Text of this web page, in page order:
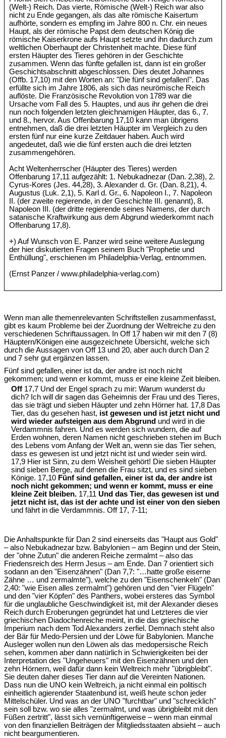
(Welt-) Reich. Das vierte, Römische (Welt-) Reich war also
nicht zu Ende gegangen, als das alte römische Kaisertum
aufhörte, sondern es empfing im Jahre 800 n. Chr. ein neues
Haupt, als der römische Papst dem deutschen König die
römische Kaiserkrone aufs Haupt setzte und ihn dadurch zum
weltlichen Oberhaupt der Christenheit machte. Diese fünf
ersten Häupter des Tieres gehören in der Geschichte
zusammen. Wenn das fünfte gefallen ist, dann ist ein großer
Geschichtsabschnitt abgeschlossen. Dies deutet Johannes
(Offb. 17,10) mit den Worten an: "Die fünf sind gefallen!". Das
erfüllte sich im Jahre 1806, als sich das neurömische Reich
auflöste. Die Französische Revolution von 1789 war die
Ursache vom Fall des 5. Hauptes, und aus ihr gehen die drei
nun noch folgenden letzten gleichnamigen Häupter, das 6., 7.
und 8., hervor. Aus Offenbarung 17,10 kann man übrigens
entnehmen, daß die drei letzten Häupter im Vergleich zu den
ersten fünf nur eine kurze Zeitdauer haben. Auch wird
angedeutet, daß wie die fünf ersten auch die drei letzten
zusammengehören.
Acht Weltenherrscher (Häupter des Tieres) werden
Offenbarung 17,11 aufgezählt: 1. Nebukadnezar (Dan. 2,38), 2.
Cyrus-Kores (Jes. 44,28), 3. Alexander d. Gr. (Dan. 8,21), 4.
Augustus (Luk. 2,1), 5. Karl d. Gr., 6. Napoleon I., 7. Napoleon
II. (der zweite regierende, in der Geschichte III. genannt), 8.
Napoleon III. (der dritte regierende seines Namens, der durch
satanische Kraftwirkung aus dem Abgrund wiederkommt nach
Offenbarung 17,8).
+) Auf Wunsch von E. Panzer wird seine weitere Auslegung
der hier diskutierten Fragen seinem Buch "Prophetie und
Enthüllung", erschienen im Philadelphia-Verlag, entnommen.
(Ernst Panzer / www.philadelphia-verlag.com)
Wenn man alle themenrelevanten Schriftstellen zusammenfasst,
gibt es kaum Probleme bei der Zuordnung der Weltreiche zu den
verschiedenen Schriftaussagen. In Off 17 haben wir mit den 7 (8)
Häuptern/Königen eine ausgezeichnete Übersicht, welche sich
durch die Aussagen von Off 13 und 20, aber auch durch Dan 2
und 7 sehr gut ergänzen lassen.
Fünf sind gefallen, einer ist da, der andre ist noch nicht
gekommen; und wenn er kommt, muss er eine kleine Zeit bleiben.
Off 17,7 Und der Engel sprach zu mir: Warum wunderst du
dich? Ich will dir sagen das Geheimnis der Frau und des Tieres,
das sie trägt und sieben Häupter und zehn Hörner hat. 17,8 Das
Tier, das du gesehen hast, ist gewesen und ist jetzt nicht und
wird wieder aufsteigen aus dem Abgrund und wird in die
Verdammnis fahren. Und es werden sich wundern, die auf
Erden wohnen, deren Namen nicht geschrieben stehen im Buch
des Lebens vom Anfang der Welt an, wenn sie das Tier sehen,
dass es gewesen ist und jetzt nicht ist und wieder sein wird.
17,9 Hier ist Sinn, zu dem Weisheit gehört! Die sieben Häupter
sind sieben Berge, auf denen die Frau sitzt, und es sind sieben
Könige. 17,10 Fünf sind gefallen, einer ist da, der andre ist
noch nicht gekommen; und wenn er kommt, muss er eine
kleine Zeit bleiben. 17,11 Und das Tier, das gewesen ist und
jetzt nicht ist, das ist der achte und ist einer von den sieben
und fährt in die Verdammnis. Off 17, 7-11;
Die Anhaltspunkte für Dan 2 sind einerseits das "Haupt aus Gold"
– also Nebukadnezar bzw. Babylonien – am Beginn und der Stein,
der "ohne Zutun" die anderen Reiche zermalmt – also das
Friedensreich des Herrn Jesus – am Ende. Dan 7 orientiert sich
sodann an den "Eisenzähnen" (Dan 7,7: "…hatte große eiserne
Zähne … und zermalmte"), welche zu den "Eisenschenkeln" (Dan
2,40: "wie Eisen alles zermalmt") gehören und den "vier Flügeln"
und den "vier Köpfen" des Panthers, wobei ersteres das Symbol
für die unglaubliche Geschwindigkeit ist, mit der Alexander dieses
Reich durch Eroberungen gegründet hat und Letzteres die vier
griechischen Diadochenreiche meint, in die das griechische
Imperium nach dem Tod Alexanders zerfiel. Demnach steht also
der Bär für Medo-Persien und der Löwe für Babylonien. Manche
Ausleger wollen nun den Löwen als das medopersische Reich
sehen, kommen aber dann natürlich in Schwierigkeiten bei der
Interpretation des "Ungeheuers" mit den Eisenzähnen und den
zehn Hörnern, weil dafür dann kein Weltreich mehr "übrigbleibt".
Sie deuten daher dieses Tier dann auf die Vereinten Nationen.
Dass nun die UNO kein Weltreich, ja nicht einmal ein politisch
einheitlich agierender Staatenbund ist, weiß heute schon jeder
Mittelschüler. Und was an der UNO "furchtbar" und "schrecklich"
sein soll bzw. wo sie alles "zermalmt, und was übrigbleibt mit den
Füßen zertritt", lässt sich vernünftigerweise – wenn man einmal
von den finanziellen Beiträgen der Mitgliedsstaaten absieht – auch
nicht beargumentieren.